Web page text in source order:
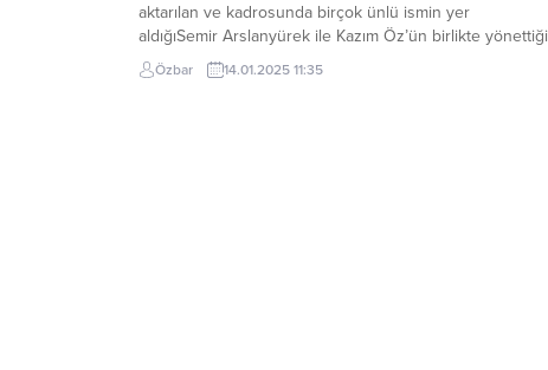
aktarılan ve kadrosunda birçok ünlü ismin yer
aldığıSemir Arslanyürek ile Kazım Öz’ün birlikte yönettiği
‘Elif Ana: İyiliğe Giden Yol’ adlı filmin gösterimiKartal’da
gerçekleştirildi. Aliye Uzunatağan, Hülya Diken,
Özbar 14.01.2025 11:35